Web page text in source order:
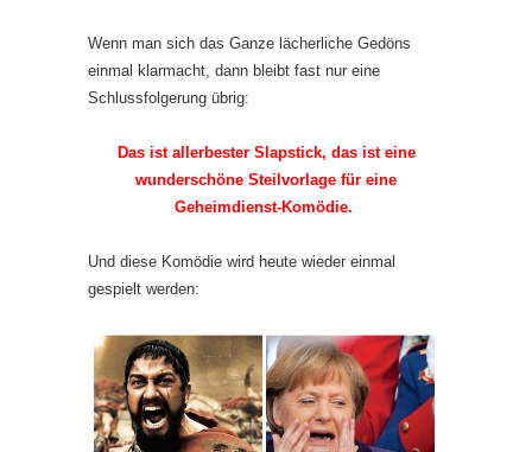
Wenn man sich das Ganze lächerliche Gedöns
einmal klarmacht, dann bleibt fast nur eine
Schlussfolgerung übrig:
Das ist allerbester Slapstick, das ist eine
wunderschöne Steilvorlage für eine
Geheimdienst-Komödie.
Und diese Komödie wird heute wieder einmal
gespielt werden: